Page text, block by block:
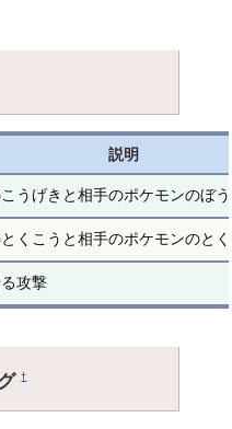
説明
うげきと相手のポケモンのぼ
くこうと相手のポケモンのと
攻撃
†